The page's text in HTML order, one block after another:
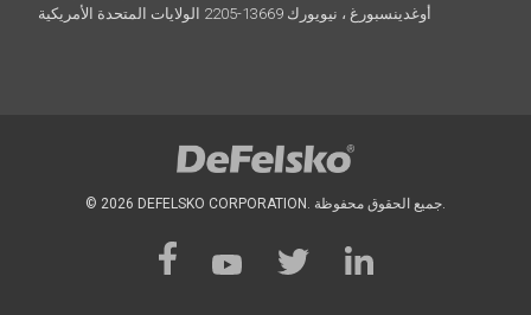
أوغدينسبورغ ، نيويورك 13669-2205 الولايات المتحدة الأمريكية
© 2026 DEFELSKO CORPORATION. جميع الحقوق محفوظة.